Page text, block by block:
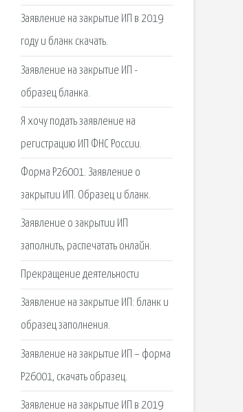
Заявление на закрытие ИП в 2019
году и бланк скачать.
Заявление на закрытие ИП -
образец бланка.
Я хочу подать заявление на
регистрацию ИП ФНС России.
Форма Р26001. Заявление о
закрытии ИП. Образец и бланк.
Заявление о закрытии ИП
заполнить, распечатать онлайн.
Прекращение деятельности
Заявление на закрытие ИП: бланк и
образец заполнения.
Заявление на закрытие ИП – форма
Р26001, скачать образец.
Заявление на закрытие ИП в 2019